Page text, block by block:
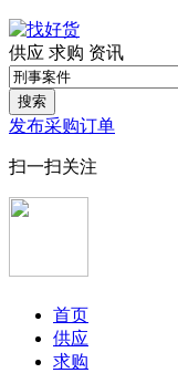
供应 求购 资讯
搜索
发布采购订单
扫一扫关注
首页
供应
求购